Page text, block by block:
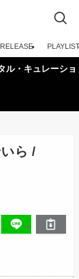
RELEASE PLAYLIST
ル・キュレーショ
ら /